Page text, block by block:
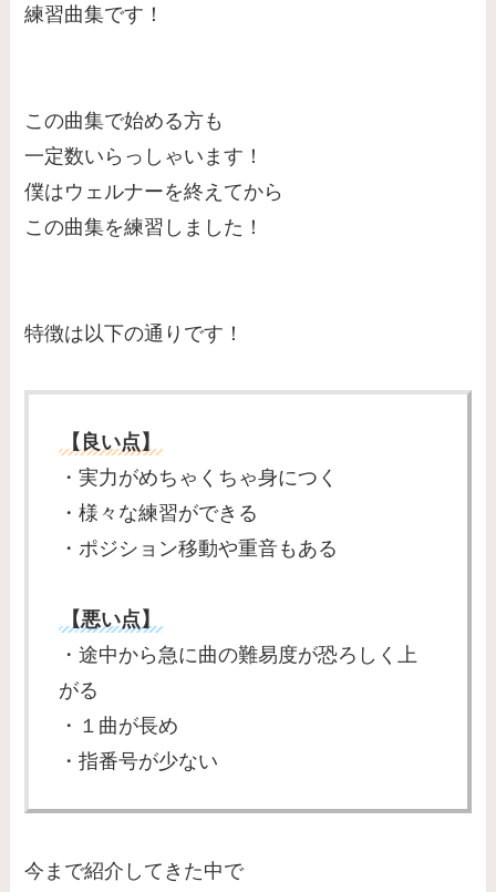
練習曲集です！
この曲集で始める方も
一定数いらっしゃいます！
僕はウェルナーを終えてから
この曲集を練習しました！
特徴は以下の通りです！
【良い点】
・実力がめちゃくちゃ身につく
・様々な練習ができる
・ポジション移動や重音もある
【悪い点】
・途中から急に曲の難易度が恐ろしく上
がる
・１曲が長め
・指番号が少ない
今まで紹介してきた中で